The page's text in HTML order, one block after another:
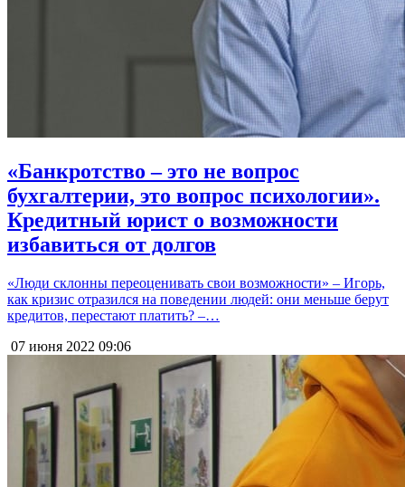
«Банкротство – это не вопрос
бухгалтерии, это вопрос психологии».
Кредитный юрист о возможности
избавиться от долгов
«Люди склонны переоценивать свои возможности» – Игорь,
как кризис отразился на поведении людей: они меньше берут
кредитов, перестают платить? –…
07 июня 2022 09:06